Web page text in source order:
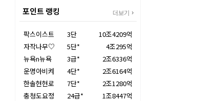
포인트 랭킹 더보기
팍스이스트 3단
10조4209억
자작나무♡
5단*
4조295억
뉴욕n뉴욕
3급*
2조6336억
운명아비켜
4단*
2조6164억
한솔현현로
7단*
2조1280억
충청도요정
24급*
1조8447억